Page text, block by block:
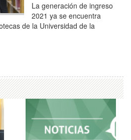
La generación de ingreso
2021 ya se encuentra
de la Universidad de la